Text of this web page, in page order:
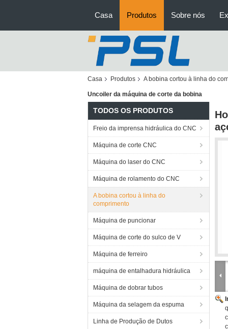
Casa Produtos Sobre nós
Casa Produtos A bobina cortou à linha do
Uncoiler da máquina de corte da bobina
TODOS OS PRODUTOS
Freio da imprensa hidráulica do CNC
Máquina de corte CNC
Máquina do laser do CNC
Máquina de rolamento do CNC
A bobina cortou à linha do
comprimento
Máquina de puncionar
Máquina de corte do sulco de V
Máquina de ferreiro
máquina de entalhadura hidráulica
Máquina de dobrar tubos
Máquina da selagem da espuma
Linha de Produção de Dutos